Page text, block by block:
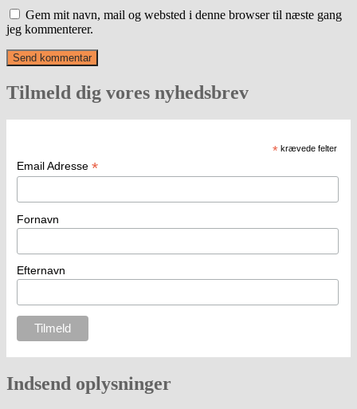
Gem mit navn, mail og websted i denne browser til næste gang
jeg kommenterer.
Tilmeld dig vores nyhedsbrev
* krævede felter
Email Adresse *
Fornavn
Efternavn
Indsend oplysninger